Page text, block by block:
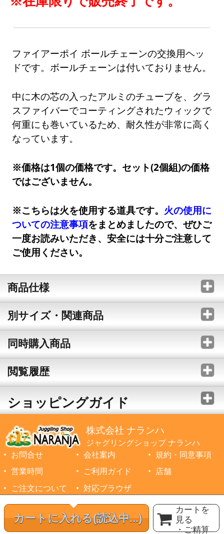
カートに入れる(読込中...)
カートを
見る
・ご精算
ファイアーポイ ボールチェーンの交換用ヘッ
ドです。ボールチェーンは付いておりません。
中に木の芯の入ったアルミのチューブを、グラ
スファイバーでコーティングされたウィックで
何重にも巻いているため、耐久性が非常に高く
なっています。
※価格は1個の価格です。セット(2個組)の価格
ではございません。
※こちらは火を使用する道具です。 火の使用に
ついての注意事項をまとめましたので、ぜひご
一度お読みいただき、安全には十分ご注意して
ご使用ください。
商品仕様
別サイズ・関連商品
同時購入商品
閲覧履歴
ショッピングガイド
株式会社 ナランハ
ジャグリングショップ ナランハ
お問合せ
会社案内
規約・同意事項
営業時間
ご利用ガイド
店舗
ご注文について
対応ブラウザ
©1999-2026 NARANJA Inc. All Rights Reserved.